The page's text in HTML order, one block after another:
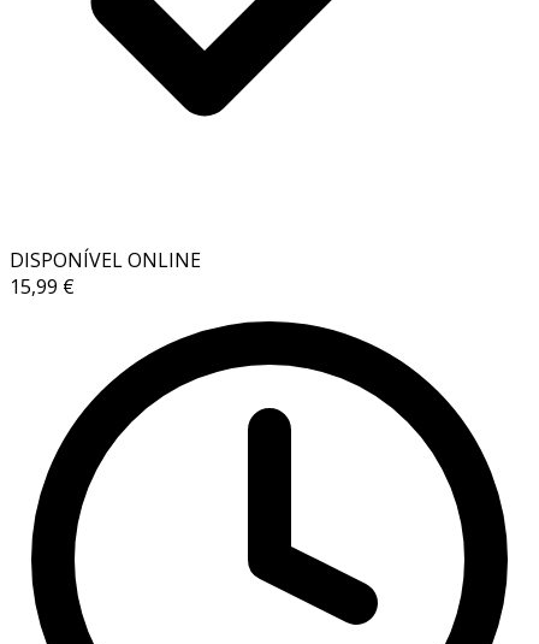
DISPONÍVEL ONLINE
15,99 €